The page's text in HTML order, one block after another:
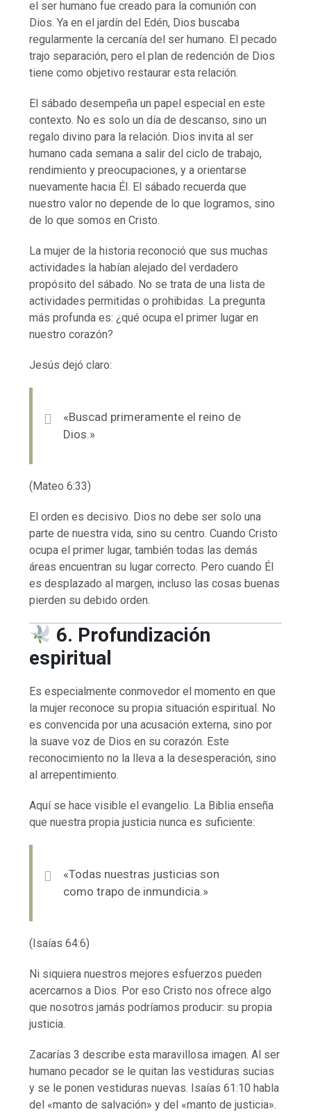
el ser humano fue creado para la comunión con
Dios. Ya en el jardín del Edén, Dios buscaba
regularmente la cercanía del ser humano. El pecado
trajo separación, pero el plan de redención de Dios
tiene como objetivo restaurar esta relación.
El sábado desempeña un papel especial en este
contexto. No es solo un día de descanso, sino un
regalo divino para la relación. Dios invita al ser
humano cada semana a salir del ciclo de trabajo,
rendimiento y preocupaciones, y a orientarse
nuevamente hacia Él. El sábado recuerda que
nuestro valor no depende de lo que logramos, sino
de lo que somos en Cristo.
La mujer de la historia reconoció que sus muchas
actividades la habían alejado del verdadero
propósito del sábado. No se trata de una lista de
actividades permitidas o prohibidas. La pregunta
más profunda es: ¿qué ocupa el primer lugar en
nuestro corazón?
Jesús dejó claro:
«Buscad primeramente el reino de
Dios.»
(Mateo 6:33)
El orden es decisivo. Dios no debe ser solo una
parte de nuestra vida, sino su centro. Cuando Cristo
ocupa el primer lugar, también todas las demás
áreas encuentran su lugar correcto. Pero cuando Él
es desplazado al margen, incluso las cosas buenas
pierden su debido orden.
6. Profundización
espiritual
Es especialmente conmovedor el momento en que
la mujer reconoce su propia situación espiritual. No
es convencida por una acusación externa, sino por
la suave voz de Dios en su corazón. Este
reconocimiento no la lleva a la desesperación, sino
al arrepentimiento.
Aquí se hace visible el evangelio. La Biblia enseña
que nuestra propia justicia nunca es suficiente:
«Todas nuestras justicias son
como trapo de inmundicia.»
(Isaías 64:6)
Ni siquiera nuestros mejores esfuerzos pueden
acercarnos a Dios. Por eso Cristo nos ofrece algo
que nosotros jamás podríamos producir: su propia
justicia.
Zacarías 3 describe esta maravillosa imagen. Al ser
humano pecador se le quitan las vestiduras sucias
y se le ponen vestiduras nuevas. Isaías 61:10 habla
del «manto de salvación» y del «manto de justicia».